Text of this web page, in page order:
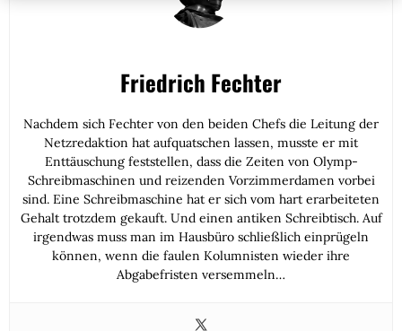
Friedrich Fechter
Nachdem sich Fechter von den beiden Chefs die Leitung der
Netzredaktion hat aufquatschen lassen, musste er mit
Enttäuschung feststellen, dass die Zeiten von Olymp-
Schreibmaschinen und reizenden Vorzimmerdamen vorbei
sind. Eine Schreibmaschine hat er sich vom hart erarbeiteten
Gehalt trotzdem gekauft. Und einen antiken Schreibtisch. Auf
irgendwas muss man im Hausbüro schließlich einprügeln
können, wenn die faulen Kolumnisten wieder ihre
Abgabefristen versemmeln…